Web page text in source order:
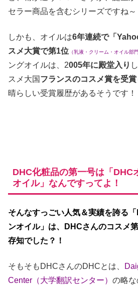
セラー商品を含むシリーズですね～
しかも、オイルは6年連続で「
スメ大賞で第1位 （乳液・クリーム・オイル部門
ングオイルは、2005年に殿堂入り
スメ大国 フランスのコスメ賞を受賞
晴らしい受賞履歴があるそうです！
DHC化粧品の第一号は「DHC
オイル」なんですってよ！
そんなすっごい人気＆実績を誇る
ンオイル」は、DHCさんのコスメ
存知でした？！
そもそもDHCさんのDHCとは、
Center（大学翻訳センター） の略な